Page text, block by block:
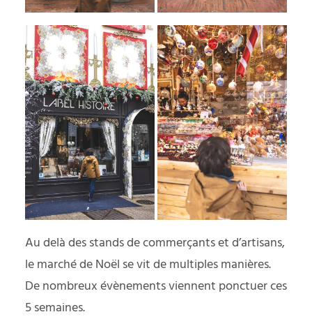
Au delà des stands de commerçants et d’artisans,
le marché de Noël se vit de multiples manières.
De nombreux évènements viennent ponctuer ces
5 semaines.